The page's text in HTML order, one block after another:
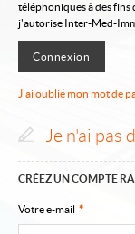
Accès vers Immosud
téléphoniques à des
j'autorise Inter-Med-
J'ai oublié mon mot de
Je n'ai pas
CRÉEZ UN COMPTE
Votre e-mail *